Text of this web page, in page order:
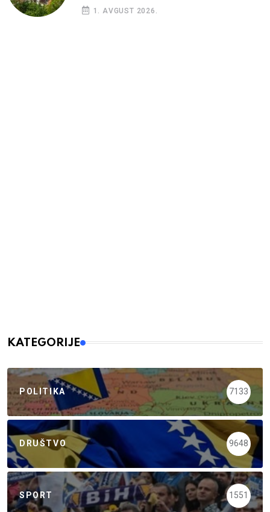
1. AVGUST 2026.
KATEGORIJE
POLITIKA 7133
DRUŠTVO 9648
SPORT 1551